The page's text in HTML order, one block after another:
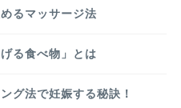
るマッサージ法
る食べ物」とは
グ法で妊娠する秘訣！